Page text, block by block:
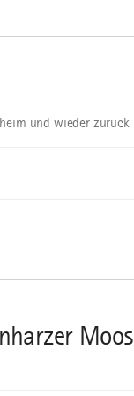
und wieder zurück
Moos